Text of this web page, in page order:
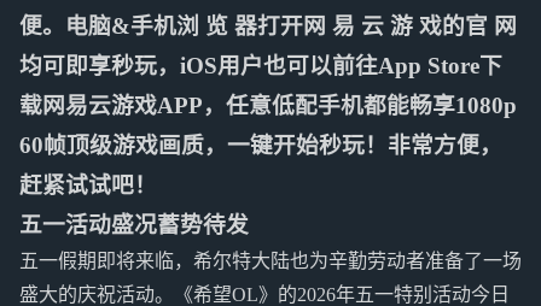
便。电脑&手机浏 览 器打开网 易 云 游 戏的官 网
均可即享秒玩，iOS用户也可以前往App Store下
载网易云游戏APP，任意低配手机都能畅享1080p
60帧顶级游戏画质，一键开始秒玩！非常方便，
赶紧试试吧！
五一活动盛况蓄势待发
五一假期即将来临，希尔特大陆也为辛勤劳动者准备了一场
盛大的庆祝活动。《希望OL》的2026年五一特别活动今日